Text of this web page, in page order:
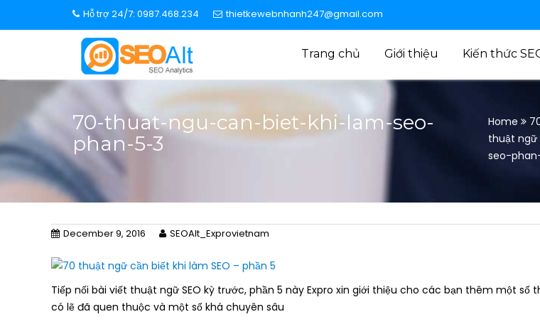
t
n
e
Hỗ trợ 24/7: 0987.468.234 thietkewebnhanh247@gmail.com
Trang chủ Giới thiệu Kiến thức
70-thuat-ngu-can-biet-khi-lam-seo-
phan-5-3
Home
thuật ngữ
seo-
December 9, 2016 SEOAlt_Exprovietnam
Tiếp nối bài viết thuật ngữ SEO kỳ trước, phần 5 này Expro xin giới thiệu cho các bạn thêm một số
có lẽ đã quen thuộc và một số khá chuyên sâu